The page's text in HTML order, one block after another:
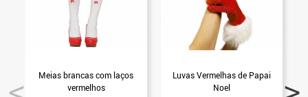
Meias brancas com laços
vermelhos
Luvas Vermelhas de Papai
Noel